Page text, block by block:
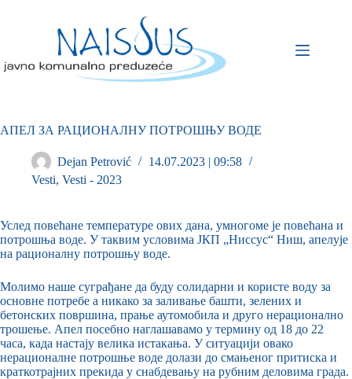
АПЕЛ ЗА РАЦИОНАЛНУ ПОТРОШЊУ ВОДЕ
Dejan Petrović
14.07.2023 | 09:58
Vesti, Vesti - 2023
Услед повећане температуре ових дана, умногоме је повећана и
потрошња воде. У таквим условима ЈКП „Ниссус“ Ниш, апелује
на рационалну потрошњу воде.
Молимо наше суграђане да буду солидарни и користе воду за
основне потребе а никако за заливање башти, зелених и
бетонских површина, прање аутомобила и друго нерационално
трошење. Апел посебно наглашавамо у термину од 18 до 22
часа, када настају велика истакања. У ситуацији овако
нерационалне потрошње воде долази до смањеног притиска и
краткотрајних прекида у снабдевању на рубним деловима града.